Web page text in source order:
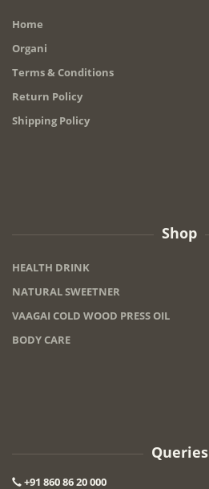
Home
Organi
Terms & Conditions
Return Policy
Shipping Policy
Shop
HEALTH DRINK
NATURAL SWEETNER
VAAGAI COLD WOOD PRESS OIL
BODY CARE
Queries
+91 860 86 20 000